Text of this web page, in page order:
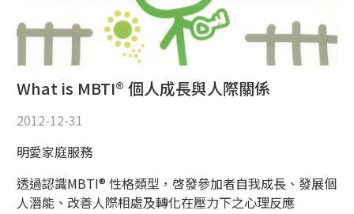
What is MBTI® 個人成長與人際關係
2012-12-31
明愛家庭服務
透過認識MBTI® 性格類型，啓發參加者自我成長、發展個
人潛能、改善人際相處及轉化在壓力下之心理反應